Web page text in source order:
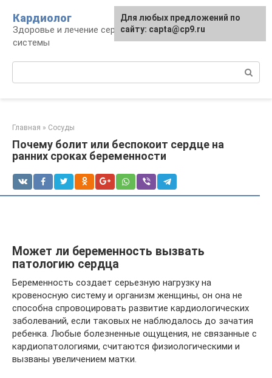
контенту
Кардиолог
Здоровье и лечение сердечно-сосудистой
системы
Главная » Сосуды
Почему болит или беспокоит сердце на
ранних сроках беременности
Может ли беременность вызвать
патологию сердца
Беременность создает серьезную нагрузку на
кровеносную систему и организм женщины, он она не
способна спровоцировать развитие кардиологических
заболеваний, если таковых не наблюдалось до зачатия
ребенка. Любые болезненные ощущения, не связанные с
кардиопатологиями, считаются физиологическими и
вызваны увеличением матки.
Для любых предложений по
сайту: capta@cp9.ru